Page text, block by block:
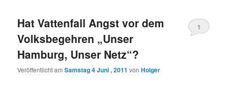
Hat Vattenfall Angst vor dem
Volksbegehren „Unser
Hamburg, Unser Netz“?
Veröffentlicht amSamstag 4 Juni , 2011 vonHolger
1